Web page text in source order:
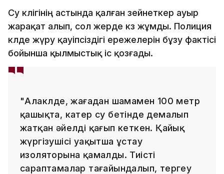
Су көлігінің астында қалған зейнеткер ауыр
жарақат алып, сол жерде көз жұмды. Полиция
көлде жүру қауіпсіздігі ережелерін бұзу фактісі
бойынша қылмыстық іс қозғады.
"Алакөлде, жағадан шамамен 100 метр
қашықта, катер су бетінде демалып
жатқан әйелді қағып кеткен. Қайық
жүргізушісі уақытша ұстау
изоляторына қамалды. Тиісті
сараптамалар тағайындалып, тергеу